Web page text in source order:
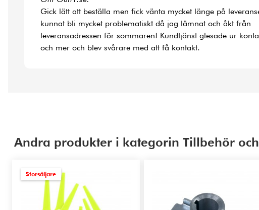
Gick lätt att beställa men fick vänta mycket länge på
kunnat bli mycket problematiskt då jag lämnat och åkt från
leveransadressen för sommaren! Kundtjänst glesade ur
och mer och blev svårare med att få kontakt.
Andra produkter i kategorin Tillbehör
Storsäljare